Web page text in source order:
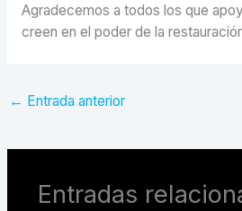
Agradecemos a todos los que
creen en el poder de la
← Entrada anterior
Entradas